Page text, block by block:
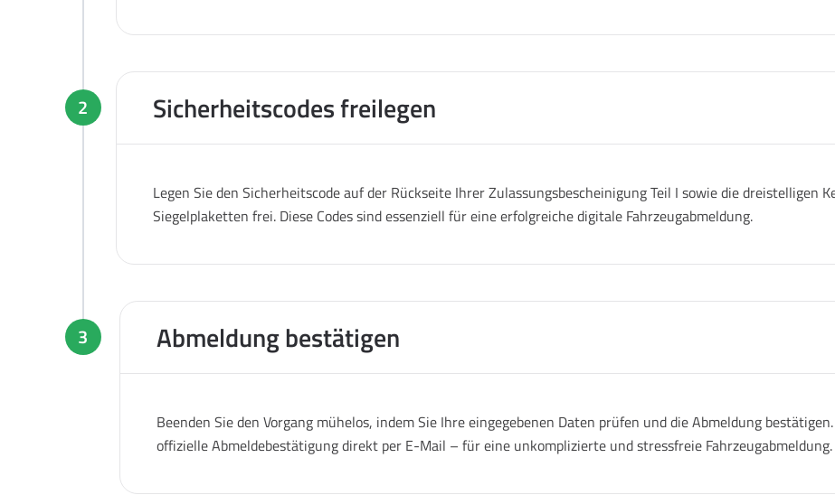
2 Sicherheitscodes freilegen
Legen Sie den Sicherheitscode auf der Rückseite Ihrer Zulassungsbescheinigung Teil I sowie die dreistelligen
Siegelplaketten frei. Diese Codes sind essenziell für eine erfolgreiche digitale Fahrzeugabmeldung.
3 Abmeldung bestätigen
Beenden Sie den Vorgang mühelos, indem Sie Ihre eingegebenen Daten prüfen und die Abmeldung
offizielle Abmeldebestätigung direkt per E-Mail – für eine unkomplizierte und stressfreie Fahrzeugabmeldung.